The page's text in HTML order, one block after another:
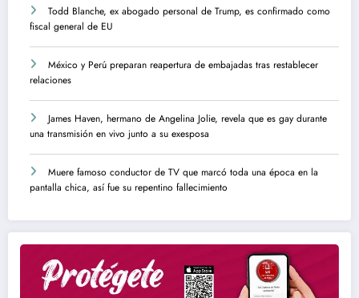
Todd Blanche, ex abogado personal de Trump, es confirmado como
fiscal general de EU
México y Perú preparan reapertura de embajadas tras restablecer
relaciones
James Haven, hermano de Angelina Jolie, revela que es gay durante
una transmisión en vivo junto a su exesposa
Muere famoso conductor de TV que marcó toda una época en la
pantalla chica, así fue su repentino fallecimiento